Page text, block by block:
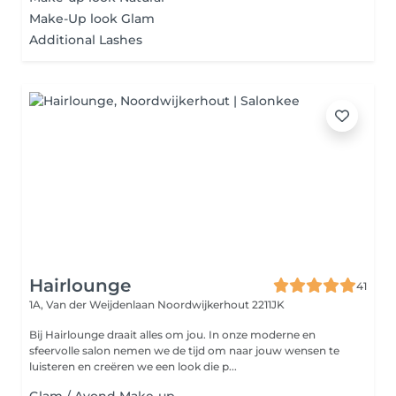
Make-Up look Glam
Additional Lashes
Hairlounge
41
1A, Van der Weijdenlaan Noordwijkerhout 2211JK
Bij Hairlounge draait alles om jou. In onze moderne en
sfeervolle salon nemen we de tijd om naar jouw wensen te
luisteren en creëren we een look die p...